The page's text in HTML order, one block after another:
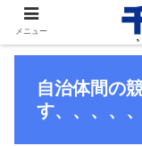
自治体間の
す、、、、
メニュー